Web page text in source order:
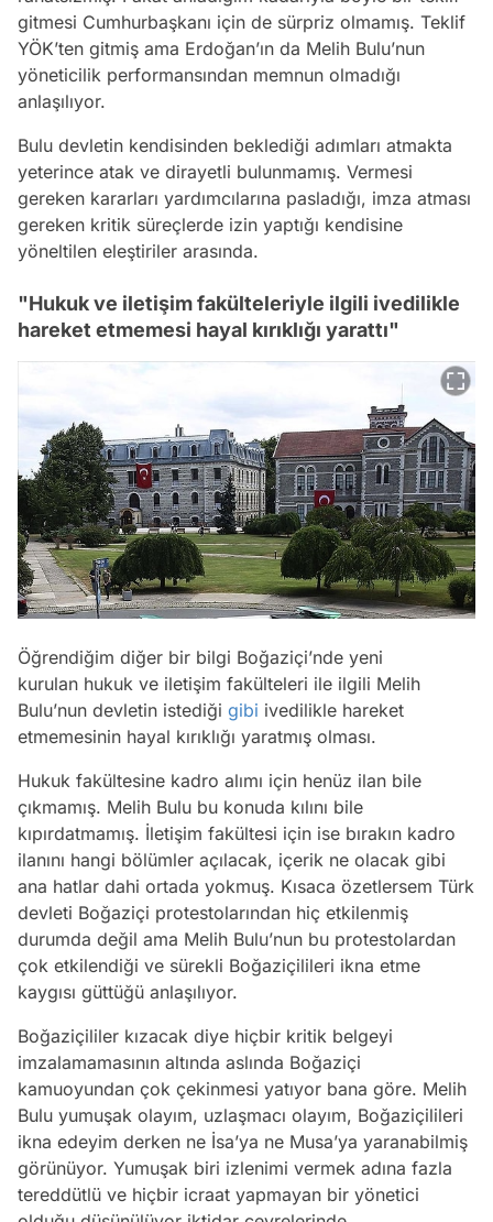
gitmesi Cumhurbaşkanı için de sürpriz olmamış. Teklif
YÖK’ten gitmiş ama Erdoğan’ın da Melih Bulu’nun
yöneticilik performansından memnun olmadığı
anlaşılıyor.
Bulu devletin kendisinden beklediği adımları atmakta
yeterince atak ve dirayetli bulunmamış. Vermesi
gereken kararları yardımcılarına pasladığı, imza atması
gereken kritik süreçlerde izin yaptığı kendisine
yöneltilen eleştiriler arasında.
"Hukuk ve iletişim fakülteleriyle ilgili ivedilikle
hareket etmemesi hayal kırıklığı yarattı"
Öğrendiğim diğer bir bilgi Boğaziçi’nde yeni
kurulan hukuk ve iletişim fakülteleri ile ilgili Melih
Bulu’nun devletin istediği gibi ivedilikle hareket
etmemesinin hayal kırıklığı yaratmış olması.
Hukuk fakültesine kadro alımı için henüz ilan bile
çıkmamış. Melih Bulu bu konuda kılını bile
kıpırdatmamış. İletişim fakültesi için ise bırakın kadro
ilanını hangi bölümler açılacak, içerik ne olacak gibi
ana hatlar dahi ortada yokmuş. Kısaca özetlersem Türk
devleti Boğaziçi protestolarından hiç etkilenmiş
durumda değil ama Melih Bulu’nun bu protestolardan
çok etkilendiği ve sürekli Boğaziçilileri ikna etme
kaygısı güttüğü anlaşılıyor.
Boğaziçililer kızacak diye hiçbir kritik belgeyi
imzalamamasının altında aslında Boğaziçi
kamuoyundan çok çekinmesi yatıyor bana göre. Melih
Bulu yumuşak olayım, uzlaşmacı olayım, Boğaziçilileri
ikna edeyim derken ne İsa’ya ne Musa’ya yaranabilmiş
görünüyor. Yumuşak biri izlenimi vermek adına fazla
tereddütlü ve hiçbir icraat yapmayan bir yönetici